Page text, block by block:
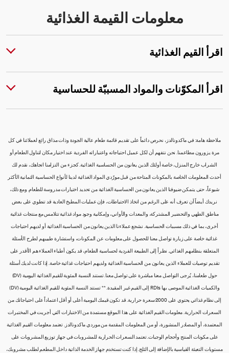
معلومات القيمة الغذائية
اقرأ القيم الغذائية
اقرأ المكوّنات والمواد المسببّة للحساسية
ملاحظة هامة: في ماكدونالدز، نحرص دائماً على تقديم قائمة طعام عالية الجودة وذات مذاق رائع لعملائنا في كل
مرة يزورون مطاعمنا. نحن نتفهم أن لكل عميل احتياجاته واعتباراته الفردية عند اختيار مكان لتناول الطعام أو
الشراب خارج المنزل، خاصة أولئك الذين يعانون من الحساسية الغذائية. كجزء من التزامنا اتجاهك، نقدم لك
أحدث المعلومات الخاصة بالمكونات المتاحة من قبل مورّدي المواد الغذائية لدينا لأنواع الحساسية الثمانية الأكثر
شيوعاً، حتى يتمكن ضيوفنا الذين يعانون من الحساسية الغذائية من تحديد اختيارات مدروسة للطعام. ومع ذلك،
نريدك أيضاً أن تعرف أنه على الرغم من اتخاذ الاحتياطات، فإن عمليات المطبخ العادية قد تنطوي على بعض
مناطق الطهي والتحضير المشتركة، والمعدات والأواني، وإمكانية وجود مواد غذائية تتلامس مع منتجات غذائية
أخرى، بما في ذلك مسببات الحساسية. نشجع عملاءنا الذين يعانون من الحساسية الغذائية أو لديهم احتياجات
غذائية خاصة على زيارة تواصل معنا للحصول على معلومات عن المكونات، واستشارة طبيبهم لطرح الأسئلة
المتعلقة بنظامهم الغذائي. نظراً إلى الطبيعة الفردية لحساسية الطعام، قد يكون أطباء العملاء هم الأقدر على
تقديم توصيات للعملاء الذين يعانون من الحساسية الغذائية ولديهم احتياجات غذائية خاصة. إذا كانت لديك أسئلة
حول طعامنا، يُرجى التواصل معنا مباشرة على تواصل معنا. تستند النسبة المئوية للقيم الغذائية اليومية (DV)
والكميات الغذائية الموصى بها RDIs إلى القيم غير المقيدة. ** تستند النسبة المئوية للقيم الغذائية اليومية (DV)
إلى نظام غذائي يحتوي على 2000 سعرة حرارية. قد تكون قيمك اليومية أعلى أو أقل اعتماداً على احتياجاتك من
السعرات الحرارية. معلومات القيم الغذائية على هذا الموقع مستمدة من الاختبارات التي أجريت في المختبرات
المعتمدة، أو المصادر المنشورة، أو من المعلومات المقدمة من موردي ماكدونالدز. تعتمد معلومات القيم الغذائية
على مكونات المنتج وأحجام الوجبات. تعتمد السعرات الحرارية للمشروبات في جهاز توزيع المشروبات على
مستويات التعبئة القياسية بالإضافة إلى الثلج. إذا كنت تستخدم جهاز الخدمة الذاتية داخل المطعم لطلب مشروبك،